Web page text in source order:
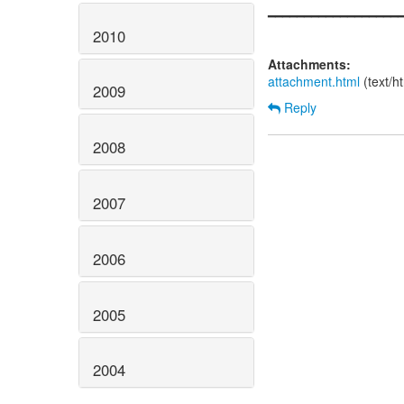
2010
2009
2008
2007
2006
2005
2004
Attachments:
attachment.html (text/
Reply